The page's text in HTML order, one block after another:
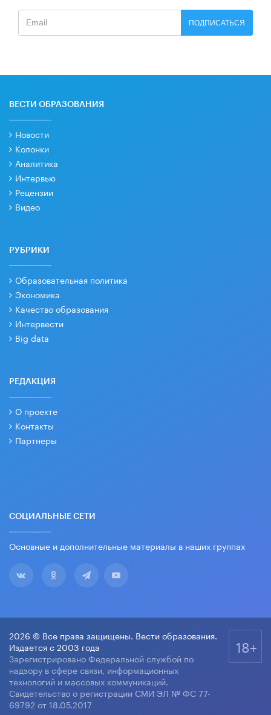
ПОДПИСАТЬСЯ
ВЕСТИ ОБРАЗОВАНИЯ
Новости
Колонки
Аналитика
Интервью
Рецензии
Видео
РУБРИКИ
Образовательная политика
Экономика
Качество образования
Интервести
Big data
РЕДАКЦИЯ
О проекте
Контакты
Партнеры
СОЦИАЛЬНЫЕ СЕТИ
Основные и дополнительные материалы в наших группах
2026 © Все права защищены. Вести образования.
Издается с 2003 года
Зарегистрировано Федеральной службой по
надзору в сфере связи, информационных
технологий и массовых коммуникаций.
Свидетельство о регистрации СМИ ЭЛ № ФС 77-
69792 от 18.05.2017
18+